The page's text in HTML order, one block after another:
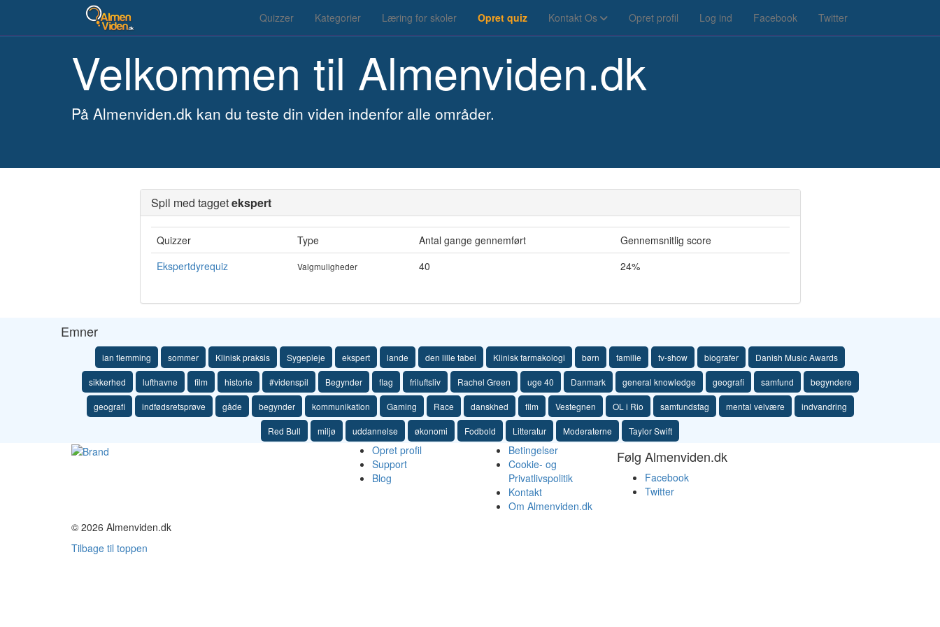
Quizzer Kategorier Læring for skoler Opret quiz Kontakt Os Opret profil Log ind Facebook Twitter
Velkommen til Almenviden.dk
På Almenviden.dk kan du teste din viden indenfor alle områder.
Spil med taggetekspert
Quizzer Type Antal gange gennemført
Gennemsnitlig score
Ekspertdyrequiz
Valgmuligheder 40 24%
Emner
ian flemming sommer Klinisk praksis Sygepleje ekspert lande den lille tabel Klinisk farmakologi børn familie tv-show biografer Danish Music Awards
sikkerhed lufthavne film historie #videnspil Begynder flag friluftsliv Rachel Green uge 40 Danmark general knowledge geografi samfund begyndere
geografi indfødsretsprøve gåde begynder kommunikation Gaming Race danskhed film Vestegnen OL i Rio samfundsfag mental velvære indvandring
Red Bull miljø uddannelse økonomi Fodbold Litteratur Moderaterne Taylor Swift
Opret profil
Support
Blog
Betingelser
Cookie- og
Privatlivspolitik
Kontakt
Om Almenviden.dk
Følg Almenviden.dk
Facebook
Twitter
© 2026 Almenviden.dk
Tilbage til toppen